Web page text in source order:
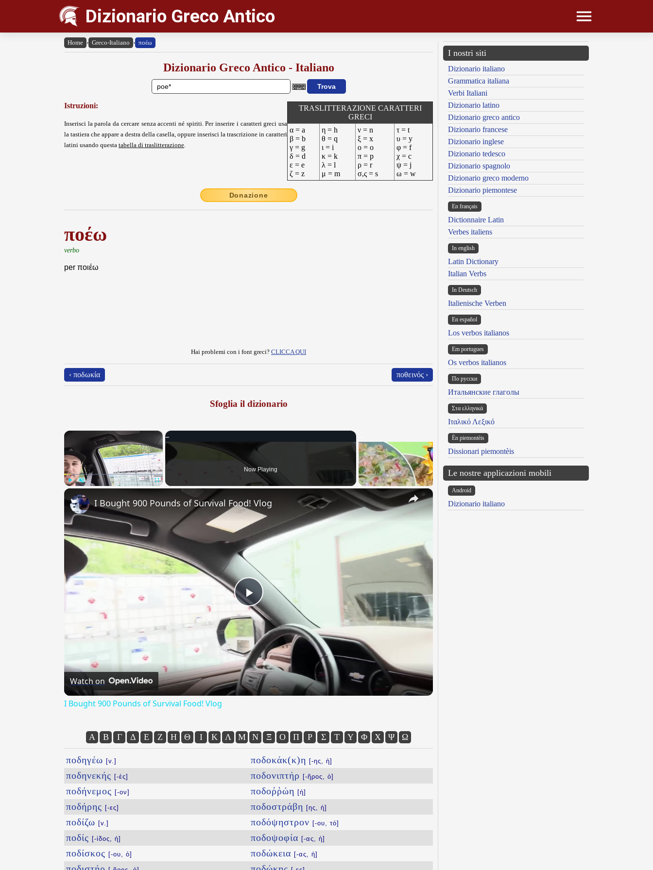
Dizionario Greco Antico
Home › Greco-Italiano › ποέω
Dizionario Greco Antico - Italiano
Istruzioni:
Inserisci la parola da cercare senza accenti né spiriti. Per inserire i caratteri greci usa
la tastiera che appare a destra della casella, oppure inserisci la trascrizione in caratteri
latini usando questa tabella di traslitterazione.
TRASLITTERAZIONE CARATTERI
GRECI
α = a
β = b
γ = g
δ = d
ε = e
ζ = z
η = h
θ = q
ι = i
κ = k
λ = l
μ = m
ν = n
ξ = x
ο = o
π = p
ρ = r
σ,ς = s
τ = t
υ = y
φ = f
χ = c
ψ = j
ω = w
Donazione
ποέω
verbo
per ποιέω
Hai problemi con i font greci? CLICCA QUI
‹ ποδωκία ποθεινός ›
Sfoglia il dizionario
×
Now Playing
×
Play
Video
I Bought 900 Pounds of Survival Food! Vlog
Watch on
I Bought 900 Pounds of Survival Food! Vlog
Α Β Γ Δ Ε Ζ Η Θ Ι Κ Λ Μ Ν Ξ Ο Π Ρ Σ Τ Υ Φ Χ Ψ Ω
ποδηγέω [v.]
ποδηνεκής [-ές]
ποδήνεμος [-ον]
ποδήρης [-ες]
ποδίζω [v.]
ποδίς [-ίδος, ἡ]
ποδίσκος [-ου, ὁ]
ποδοκάκ(κ)η [-ης, ἡ]
ποδονιπτήρ [-ῆρος, ὁ]
ποδοῤῥώη [ἡ]
ποδοστράβη [ης, ἡ]
ποδόψηστρον [-ου, τό]
ποδοψοφία [-ας, ἡ]
ποδώκεια [-ας, ἡ]
I nostri siti
Dizionario italiano
Grammatica italiana
Verbi Italiani
Dizionario latino
Dizionario greco antico
Dizionario francese
Dizionario inglese
Dizionario tedesco
Dizionario spagnolo
Dizionario greco moderno
Dizionario piemontese
En français
Dictionnaire Latin
Verbes italiens
In english
Latin Dictionary
Italian Verbs
In Deutsch
Italienische Verben
En español
Los verbos italianos
Em portugues
Os verbos italianos
По русски
Итальянские глаголы
Στα ελληνικά
Ιταλικό Λεξικό
Ën piemontèis
Dissionari piemontèis
Le nostre applicazioni mobili
Android
Dizionario italiano